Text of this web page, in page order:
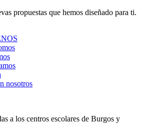
propuestas que hemos diseñado para ti.
nosotros
a los centros escolares de Burgos y